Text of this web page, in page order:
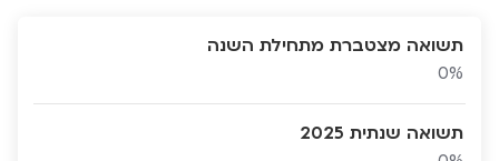
תשואה מצטברת מתחילת השנה
0%
תשואה שנתית 2025